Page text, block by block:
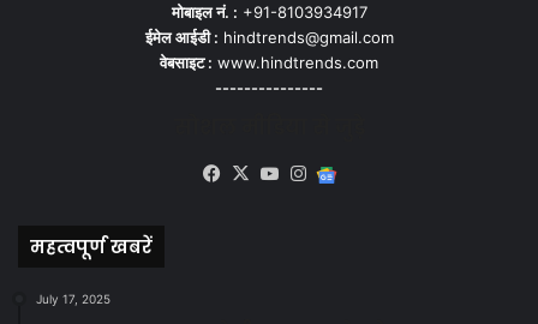
मोबाइल नं. : +91-8103934917
ईमेल आईडी : hindtrends@gmail.com
वेबसाइट : www.hindtrends.com
---------------
Facebook
X YouTubeInstagram
महत्वपूर्ण खबरें
July 17, 2025